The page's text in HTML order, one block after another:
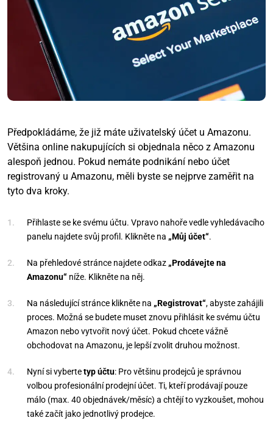
Předpokládáme, že již máte uživatelský účet u Amazonu.
Většina online nakupujících si objednala něco z Amazonu
alespoň jednou. Pokud nemáte podnikání nebo účet
registrovaný u Amazonu, měli byste se nejprve zaměřit na
tyto dva kroky.
Přihlaste se ke svému účtu. Vpravo nahoře vedle vyhledávacího
panelu najdete svůj profil. Klikněte na „Můj účet“.
Na přehledové stránce najdete odkaz „Prodávejte na
Amazonu“ níže. Klikněte na něj.
Na následující stránce klikněte na „Registrovat“, abyste zahájili
proces. Možná se budete muset znovu přihlásit ke svému účtu
Amazon nebo vytvořit nový účet. Pokud chcete vážně
obchodovat na Amazonu, je lepší zvolit druhou možnost.
Nyní si vybertetyp účtu: Pro většinu prodejců je správnou
volbou profesionální prodejní účet. Ti, kteří prodávají pouze
málo (max. 40 objednávek/měsíc) a chtějí to vyzkoušet, mohou
také začít jako jednotlivý prodejce.